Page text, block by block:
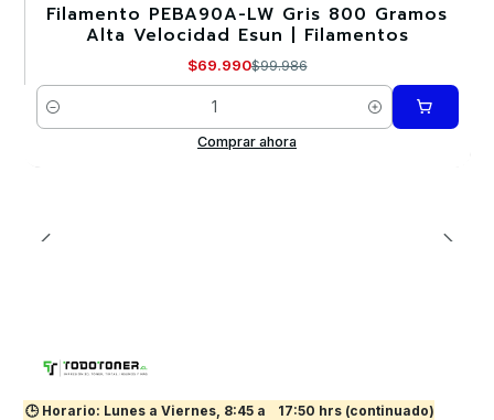
-30%
Filamento PEBA90A-LW Gris 800 Gramos
Alta Velocidad Esun | Filamentos
$69.990$99.986
Cantidad
Comprar ahora
🕒 Horario: Lunes a Viernes, 8:45 a
17:50 hrs (continuado)